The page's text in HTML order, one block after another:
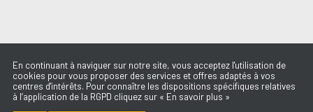
En continuant à naviguer sur notre site, vous acceptez l'utilisation de
cookies pour vous proposer des services et offres adaptés à vos
centres d'intérêts. Pour connaître les dispositions spécifiques relatives
à l’application de la RGPD cliquez sur « En savoir plus »